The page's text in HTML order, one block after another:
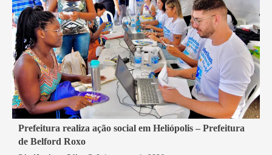
2 min read
Belford Roxo
Prefeitura realiza ação social em Heliópolis – Prefeitura
de Belford Roxo